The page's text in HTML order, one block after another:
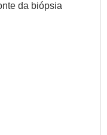
da biópsia